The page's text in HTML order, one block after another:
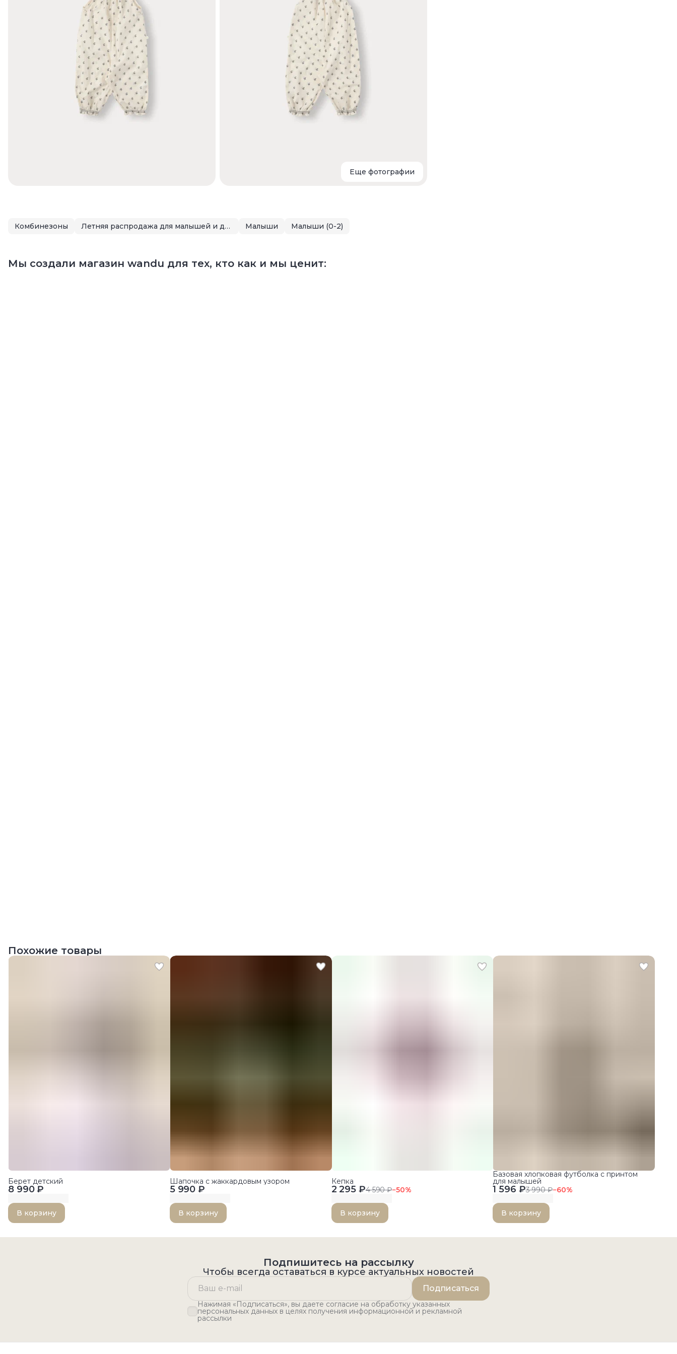
Еще фотографии
Комбинезоны Летняя распродажа для малышей и детей Малыши Малыши (0-2)
Мы создали магазин wandu для тех, кто как и мы ценит:
Похожие товары
8 990 ₽
Берет детский
В корзину
5 990 ₽
Шапочка с жаккардовым узором
В корзину
2 295 ₽4 590 ₽−50%
Кепка
В корзину
1 596 ₽3 990 ₽−60%
Базовая хлопковая футболка с принтом
для малышей
В корзину
Подпишитесь на рассылку
Чтобы всегда оставаться в курсе актуальных новостей
Подписаться
Нажимая «Подписаться», вы даете согласие на обработку указанных
персональных данных в целях получения информационной и рекламной
рассылки